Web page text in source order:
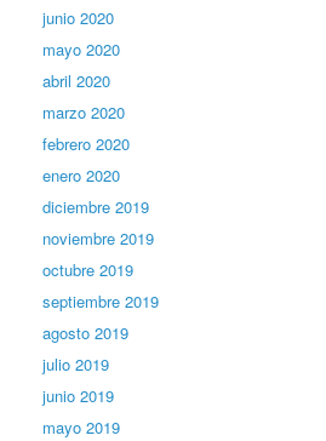
junio 2020
mayo 2020
abril 2020
marzo 2020
febrero 2020
enero 2020
diciembre 2019
noviembre 2019
octubre 2019
septiembre 2019
agosto 2019
julio 2019
junio 2019
mayo 2019